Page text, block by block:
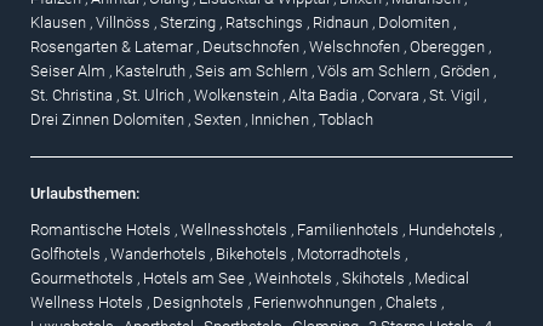
Klausen , Villnöss , Sterzing , Ratschings , Ridnaun , Dolomiten ,
Rosengarten & Latemar , Deutschnofen , Welschnofen , Obereggen ,
Seiser Alm , Kastelruth , Seis am Schlern , Völs am Schlern , Gröden ,
St. Christina , St. Ulrich , Wolkenstein , Alta Badia , Corvara , St. Vigil ,
Drei Zinnen Dolomiten , Sexten , Innichen , Toblach
Urlaubsthemen:
Romantische Hotels , Wellnesshotels , Familienhotels , Hundehotels ,
Golfhotels , Wanderhotels , Bikehotels , Motorradhotels ,
Gourmethotels , Hotels am See , Weinhotels , Skihotels , Medical
Wellness Hotels , Designhotels , Ferienwohnungen , Chalets ,